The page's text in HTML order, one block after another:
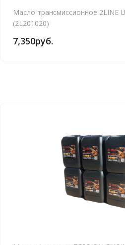
Масло трансмиссионное 2LINE
(2L201020)
7,350руб.